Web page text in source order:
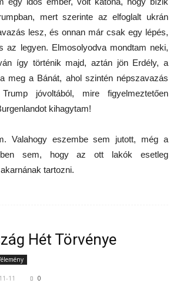
mert szerinte az elfoglalt ukrán
lesz, és onnan már csak egy lépés,
az legyen. Elmosolyodva mondtam neki,
így történik majd, aztán jön Erdély, a
meg a Bánát, ahol szintén népszavazás
jóvoltából, mire figyelmeztetően
kihagytam!
Valahogy eszembe sem jutott, még a
sem, hogy az ott lakók esetleg
tartozni.
Hét Törvénye
11 0